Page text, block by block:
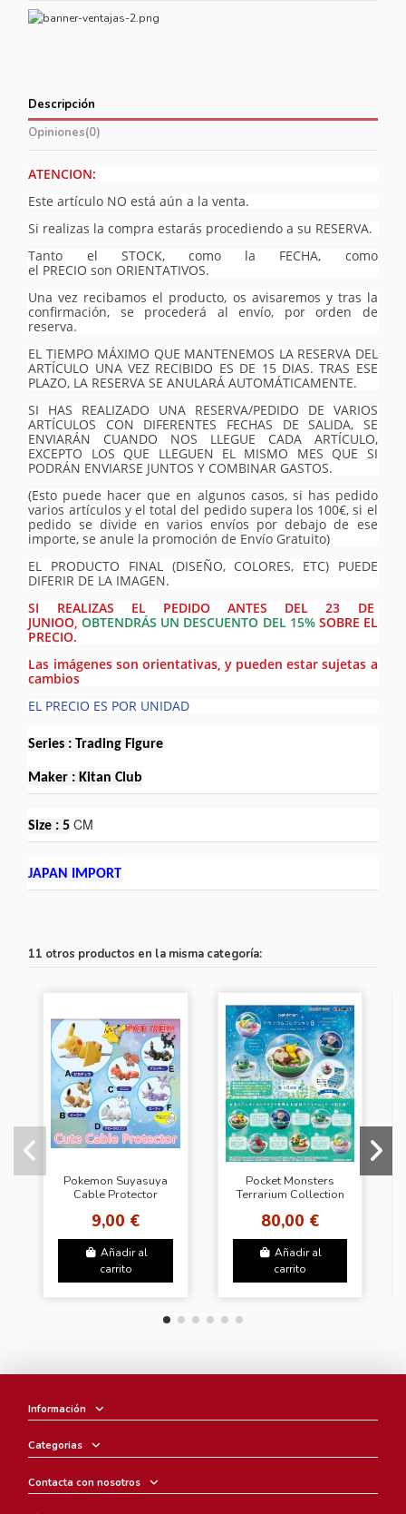
Descripción
Opiniones(0)
ATENCION:
Este artículo NO está aún a la venta.
Si realizas la compra estarás procediendo a su RESERVA.
Tanto el STOCK, como la FECHA, como
el PRECIO son ORIENTATIVOS.
Una vez recibamos el producto, os avisaremos y tras la
confirmación, se procederá al envío, por orden de
reserva.
EL TIEMPO MÁXIMO QUE MANTENEMOS LA RESERVA DEL
ARTÍCULO UNA VEZ RECIBIDO ES DE 15 DIAS. TRAS ESE
PLAZO, LA RESERVA SE ANULARÁ AUTOMÁTICAMENTE.
SI HAS REALIZADO UNA RESERVA/PEDIDO DE VARIOS
ARTÍCULOS CON DIFERENTES FECHAS DE SALIDA, SE
ENVIARÁN CUANDO NOS LLEGUE CADA ARTÍCULO,
EXCEPTO LOS QUE LLEGUEN EL MISMO MES QUE SI
PODRÁN ENVIARSE JUNTOS Y COMBINAR GASTOS.
(Esto puede hacer que en algunos casos, si has pedido
varios artículos y el total del pedido supera los 100€, si el
pedido se divide en varios envíos por debajo de ese
importe, se anule la promoción de Envío Gratuito)
EL PRODUCTO FINAL (DISEÑO, COLORES, ETC) PUEDE
DIFERIR DE LA IMAGEN.
SI REALIZAS EL PEDIDO ANTES DEL 23 DE
JUNIOO, OBTENDRÁS UN DESCUENTO DEL 15% SOBRE EL
PRECIO.
Las imágenes son orientativas, y pueden estar sujetas a
cambios
EL PRECIO ES POR UNIDAD
Series : Trading Figure
Maker : Kitan Club
Size : 5 CM
JAPAN IMPORT
11 otros productos en la misma categoría:
Pokemon Suyasuya
Cable Protector
9,00 €
Añadir al
carrito
Pocket Monsters
Terrarium Collection
Completa)
80,00 €
Añadir al
carrito
Información
Categorias
Contacta con nosotros